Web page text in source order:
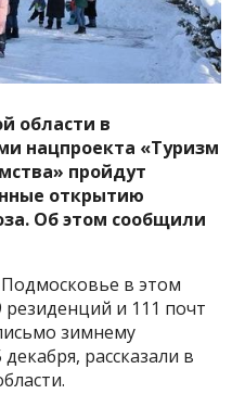
области в
нацпроекта «Туризм
пройдут
открытию
Об этом сообщили
в этом
резиденций и 111 почт
зимнему
рассказали в